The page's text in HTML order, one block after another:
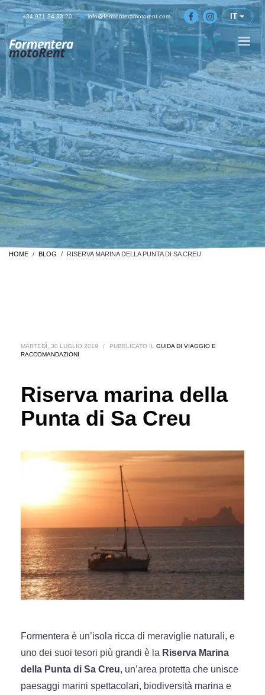
+34 971 34 33 20 info@formenteramotorent.com IT
HOME BLOG RISERVA MARINA DELLA PUNTA DI SA CREU
MARTEDÌ, 30 LUGLIO 2019 / PUBBLICATO IL GUIDA DI VIAGGIO E
RACCOMANDAZIONI
Riserva marina della
Punta di Sa Creu
Formentera è un’isola ricca di meraviglie naturali, e
uno dei suoi tesori più grandi è la Riserva Marina
della Punta di Sa Creu, un’area protetta che unisce
paesaggi marini spettacolari, biodiversità marina e